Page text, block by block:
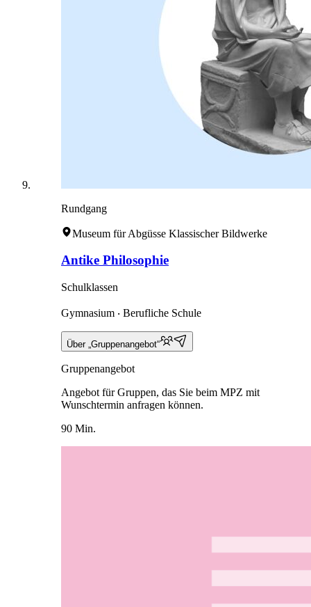
Rundgang
Museum für Abgüsse Klassischer Bildwerke
Antike Philosophie
Schulklassen
Gymnasium ‧ Berufliche Schule
Über „Gruppenangebot“
Gruppenangebot
Angebot für Gruppen, das Sie beim MPZ mit
Wunschtermin anfragen können.
90 Min.